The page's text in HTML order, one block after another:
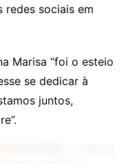
redes sociais em
Marisa “foi o esteio
se dedicar à
juntos,